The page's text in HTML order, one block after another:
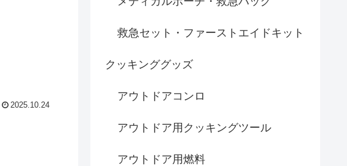
2025.10.24
救急セット・ファーストエイドキット
クッキンググッズ
アウトドアコンロ
アウトドア用クッキングツール
アウトドア用燃料